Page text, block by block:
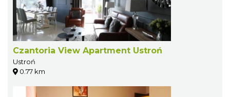
Czantoria View Apartment Ustroń
Ustroń
0.77 km